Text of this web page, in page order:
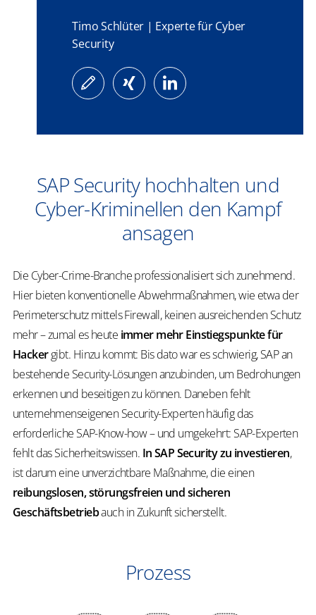
Timo Schlüter | Experte für Cyber
Security
SAP Security hochhalten und
Cyber-Kriminellen den Kampf
ansagen
Die Cyber-Crime-Branche professionalisiert sich zunehmend.
Hier bieten konventionelle Abwehrmaßnahmen, wie etwa der
Perimeterschutz mittels Firewall, keinen ausreichenden Schutz
mehr – zumal es heute immer mehr Einstiegspunkte für
Hackergibt. Hinzu kommt: Bis dato war es schwierig, SAP an
bestehende Security-Lösungen anzubinden, um Bedrohungen
erkennen und beseitigen zu können. Daneben fehlt
unternehmenseigenen Security-Experten häufig das
erforderliche SAP-Know-how – und umgekehrt: SAP-Experten
fehlt das Sicherheitswissen. In SAP Security zu investieren,
ist darum eine unverzichtbare Maßnahme, die einen
reibungslosen, störungsfreien und sicheren
Geschäftsbetriebauch in Zukunft sicherstellt.
Prozess